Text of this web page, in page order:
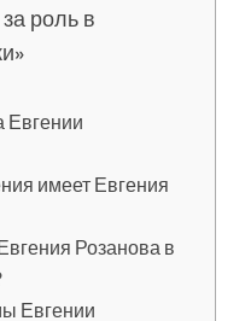
роль в
Евгении
имеет Евгения
Розанова в
Евгении